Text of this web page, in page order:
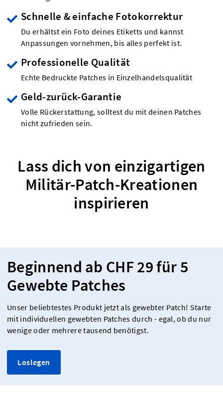
Schnelle & einfache Fotokorrektur
Du erhältst ein Foto deines Etiketts und kannst
Anpassungen vornehmen, bis alles perfekt ist.
Professionelle Qualität
Echte Bedruckte Patches in Einzelhandelsqualität
Geld-zurück-Garantie
Volle Rückerstattung, solltest du mit deinen Patches
nicht zufrieden sein.
Lass dich von einzigartigen
Militär-Patch-Kreationen
inspirieren
Beginnend ab CHF 29 für 5
Gewebte Patches
Unser beliebtestes Produkt jetzt als gewebter Patch! Starte
mit individuellen gewebten Patches durch - egal, ob du nur
wenige oder mehrere tausend benötigst.
Loslegen